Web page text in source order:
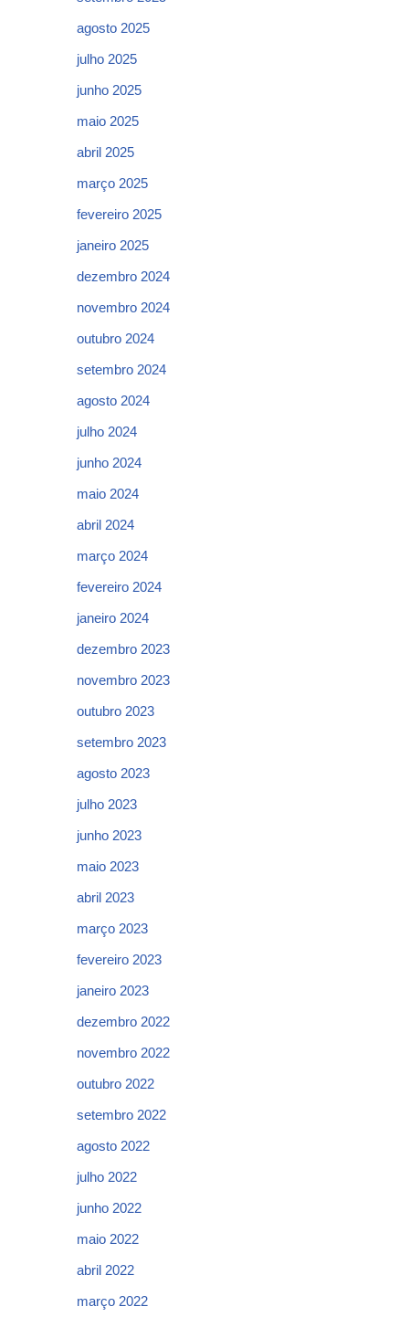
agosto 2025
julho 2025
junho 2025
maio 2025
abril 2025
março 2025
fevereiro 2025
janeiro 2025
dezembro 2024
novembro 2024
outubro 2024
setembro 2024
agosto 2024
julho 2024
junho 2024
maio 2024
abril 2024
março 2024
fevereiro 2024
janeiro 2024
dezembro 2023
novembro 2023
outubro 2023
setembro 2023
agosto 2023
julho 2023
junho 2023
maio 2023
abril 2023
março 2023
fevereiro 2023
janeiro 2023
dezembro 2022
novembro 2022
outubro 2022
setembro 2022
agosto 2022
julho 2022
junho 2022
maio 2022
abril 2022
março 2022